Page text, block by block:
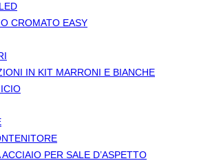
CROMATO EASY
IN KIT MARRONI E BIANCHE
ACCIAIO PER SALE D’ASPETTO